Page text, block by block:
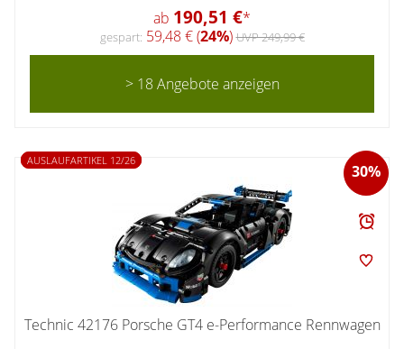
ab 190,51 €*
gespart: 59,48 € (24%)UVP 249,99 €
> 18 Angebote anzeigen
30%
AUSLAUFARTIKEL 12/26
Technic 42176 Porsche GT4 e-Performance Rennwagen